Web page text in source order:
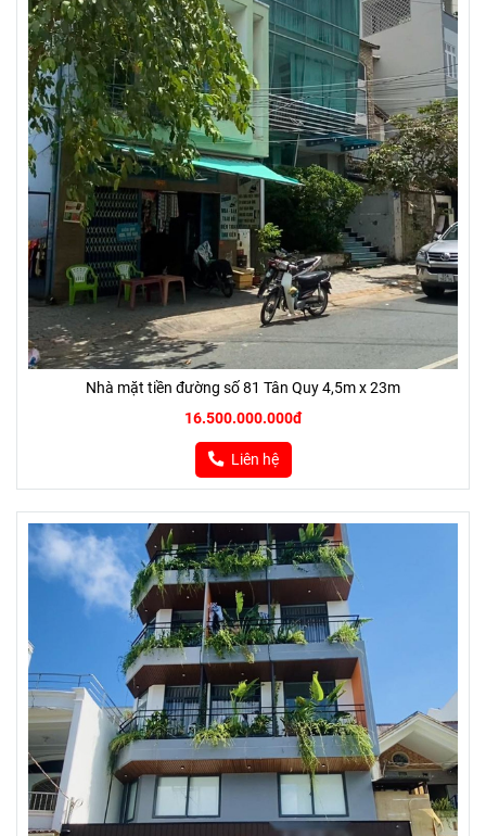
Nhà mặt tiền đường số 81 Tân Quy 4,5m x 23m
16.500.000.000đ
Liên hệ